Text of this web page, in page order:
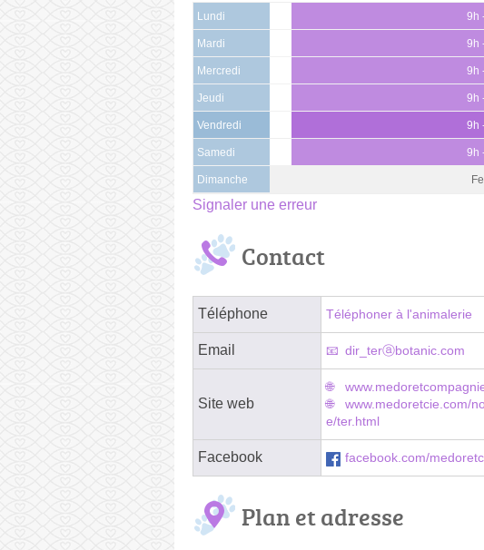
Lundi 9h
Mardi 9h
Mercredi 9h
Jeudi 9h
Vendredi 9h
Samedi 9h
Dimanche
Signaler une erreur
Contact
Téléphone Téléphoner à l'animalerie
Email dir_terⓐbotanic.com
Site web
www.medoretcie.com/
e/ter.html
Facebook facebook.com/
Plan et adresse